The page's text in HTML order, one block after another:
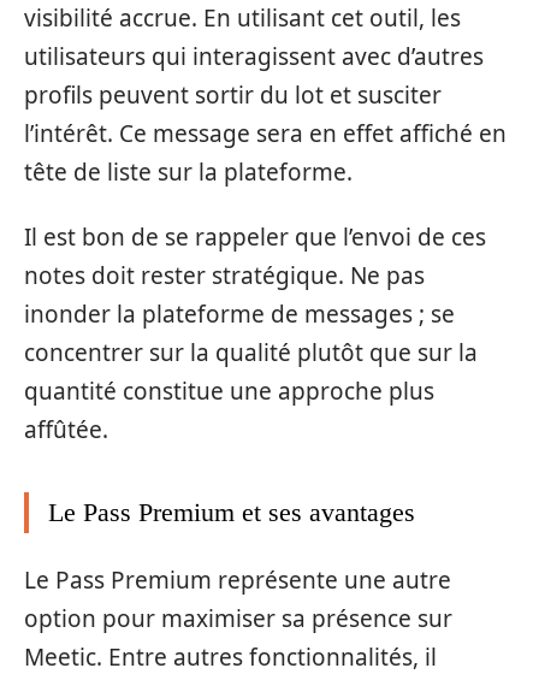
visibilité accrue. En utilisant cet outil, les
utilisateurs qui interagissent avec d’autres
profils peuvent sortir du lot et susciter
l’intérêt. Ce message sera en effet affiché en
tête de liste sur la plateforme.
Il est bon de se rappeler que l’envoi de ces
notes doit rester stratégique. Ne pas
inonder la plateforme de messages ; se
concentrer sur la qualité plutôt que sur la
quantité constitue une approche plus
affûtée.
Le Pass Premium et ses avantages
Le Pass Premium représente une autre
option pour maximiser sa présence sur
Meetic. Entre autres fonctionnalités, il